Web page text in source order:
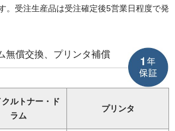
。受注生産品は受注確定後5営業日程度で発
無償交換、プリンタ補償
クルトナー・ド
ラム
プリンタ